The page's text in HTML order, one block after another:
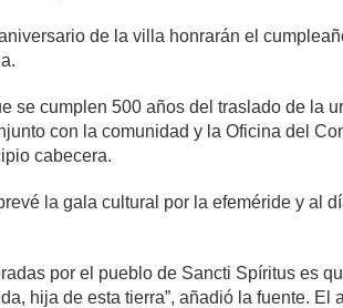
de la villa honrarán el
se cumplen 500 años del traslado de la
con la comunidad y la Oficina del
cabecera.
la gala cultural por la efeméride y al
por el pueblo de Sancti Spíritus es
hija de esta tierra”, añadió la fuente.